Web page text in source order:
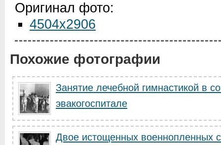
Оригинал фото:
4504x2906
Похожие фотографии
Занятие лечебной гимнастикой в
эвакогоспитале
Двое истощенных военнопленных